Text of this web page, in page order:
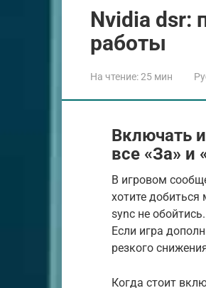
Nvidia dsr:
работы
На чтение:25 мин
Включать
все «За» и
В игровом
хотите добиться
sync не
Если игра
резкого
Когда стоит